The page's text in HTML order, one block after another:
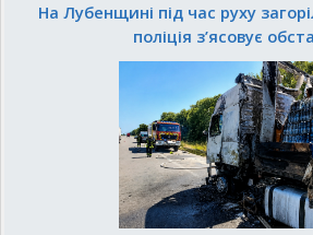
На Лубенщині під час руху
поліція з’ясовує